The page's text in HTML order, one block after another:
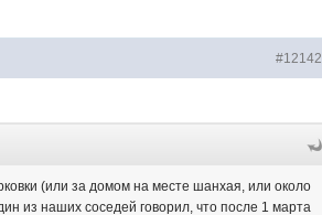
#12142
(или за домом на месте шанхая, или около
из наших соседей говорил, что после 1 марта